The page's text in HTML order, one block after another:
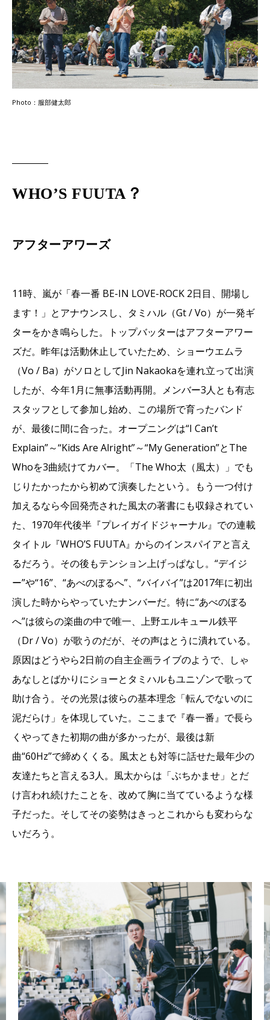
Photo：服部健太郎
WHO’S FUUTA？
アフターアワーズ
11時、嵐が「春一番 BE-IN LOVE-ROCK 2日目、開場し
ます！」とアナウンスし、タミハル（Gt / Vo）が一発ギ
ターをかき鳴らした。トップバッターはアフターアワー
ズだ。昨年は活動休止していたため、ショーウエムラ
（Vo / Ba）がソロとしてJin Nakaokaを連れ立って出演
したが、今年1月に無事活動再開。メンバー3人とも有志
スタッフとして参加し始め、この場所で育ったバンド
が、最後に間に合った。オープニングは“I Can’t
Explain”～“Kids Are Alright”～“My Generation”とThe
Whoを3曲続けてカバー。「The Who太（風太）」でも
じりたかったから初めて演奏したという。もう一つ付け
加えるなら今回発売された風太の著書にも収録されてい
た、1970年代後半『プレイガイドジャーナル』での連載
タイトル『WHO’S FUUTA』からのインスパイアと言え
るだろう。その後もテンション上げっぱなし。“デイジ
ー”や“16”、“あべのぼるへ”、“バイバイ”は2017年に初出
演した時からやっていたナンバーだ。特に“あべのぼる
へ”は彼らの楽曲の中で唯一、上野エルキュール鉄平
（Dr / Vo）が歌うのだが、その声はとうに潰れている。
原因はどうやら2日前の自主企画ライブのようで、しゃ
あなしとばかりにショーとタミハルもユニゾンで歌って
助け合う。その光景は彼らの基本理念「転んでないのに
泥だらけ」を体現していた。ここまで『春一番』で長ら
くやってきた初期の曲が多かったが、最後は新
曲“60Hz”で締めくくる。風太とも対等に話せた最年少の
友達たちと言える3人。風太からは「ぶちかませ」とだ
け言われ続けたことを、改めて胸に当てているような様
子だった。そしてその姿勢はきっとこれからも変わらな
いだろう。